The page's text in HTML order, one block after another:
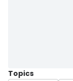
Topics